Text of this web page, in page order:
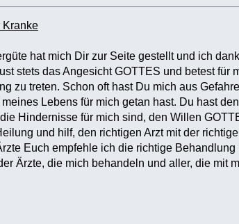
Kranke
hat mich Dir zur Seite gestellt und ich
stets das Angesicht GOTTES und betest für
zu treten. Schon oft hast Du mich aus
Lebens für mich getan hast. Du hast
Hindernisse für mich sind, den Willen
und hilf, den richtigen Arzt mit der
Euch empfehle ich die richtige
Ärzte, die mich behandeln und aller, die mit